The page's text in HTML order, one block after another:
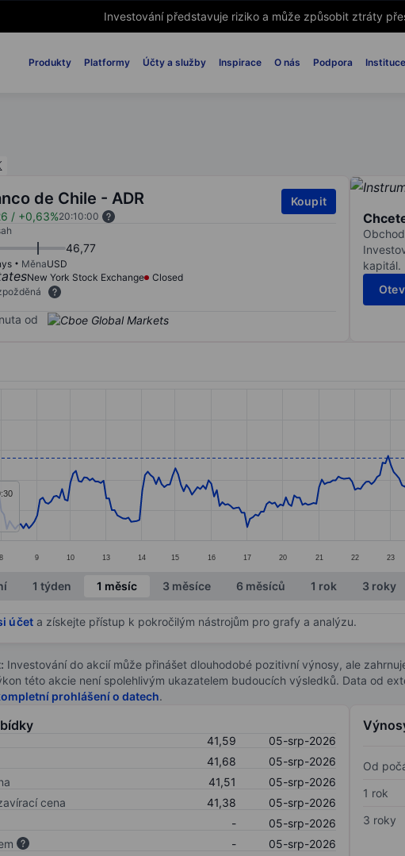
Investování představuje riziko a může způsobit ztráty
Produkty Platformy Účty a služby Inspirace O nás Podpora Instituce
de Chile - ADR
/ +0,63%20:10:00
Koupit
46,77
MěnaUSD
New York Stock Exchange
Closed
od
kapitál.
1 Y axis displaying values. Data ranges from 39.5 to 42.25.
8 9 10 13 14 15 16 17 20 21 22 23
chart.
1 týden 1 měsíc 3 měsíce 6 měsíců 1 rok 3 roky
účet a získejte přístup k pokročilým nástrojům pro grafy a analýzu.
Investování do akcií může přinášet dlouhodobé pozitivní výnosy, ale
této akcie není spolehlivým ukazatelem budoucích výsledků. Data od
prohlášení o datech.
41,59
05-srp-2026
41,68
05-srp-2026
41,51
05-srp-2026
cena
41,38
05-srp-2026
-
05-srp-2026
-
05-srp-2026
Od
1 rok
3 roky